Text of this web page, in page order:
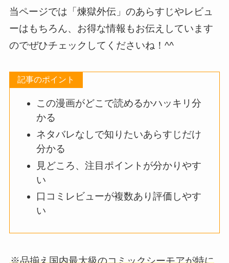
当ページでは「煉獄外伝」のあらすじやレビュ
ーはもちろん、お得な情報もお伝えしています
のでぜひチェックしてくださいね！^^
記事のポイント
この漫画がどこで読めるかハッキリ分
かる
ネタバレなしで知りたいあらすじだけ
分かる
見どころ、注目ポイントが分かりやす
い
口コミレビューが複数あり評価しやす
い
※品揃え国内最大級のコミックシーモアが特に